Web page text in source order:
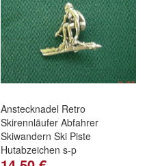
Anstecknadel Retro
Skirennläufer Abfahrer
Skiwandern Ski Piste
Hutabzeichen s-p